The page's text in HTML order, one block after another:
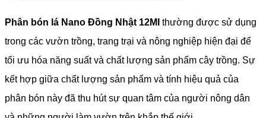
Phân bón lá Nano Đồng Nhật 12MI thường được sử dụng
trong các vườn trồng, trang trại và nông nghiệp hiện đại để
tối ưu hóa năng suất và chất lượng sản phẩm cây trồng. Sự
kết hợp giữa chất lượng sản phẩm và tính hiệu quả của
phân bón này đã thu hút sự quan tâm của người nông dân